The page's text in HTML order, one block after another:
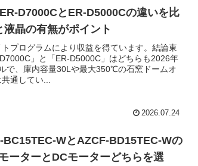
D7000CとER-D5000Cの違いを比
晶の有無がポイント
プログラムにより収益を得ています。結論東
」と「ER-D5000C」はどちらも2026年
で、庫内容量30Lや最大350℃の石窯ドームオ
通してい...
2026.07.24
WとAZCF-BD15TEC-Wの
ーターとDCモーターどちらを選